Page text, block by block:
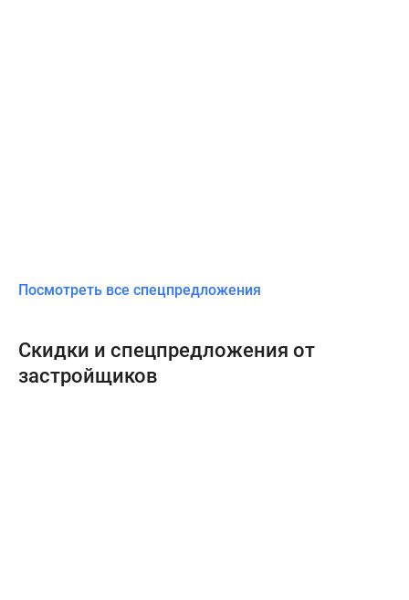
Посмотреть все спецпредложения
Скидки и спецпредложения от
застройщиков